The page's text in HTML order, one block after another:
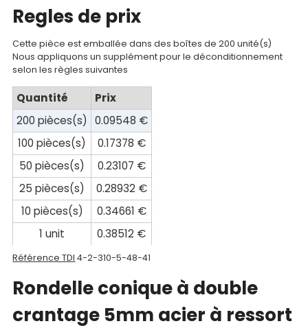
compte
Mon
panier
Contact
Regles de prix
Cette pièce est emballée dans des boîtes de 200 unité(s)
Nous appliquons un supplément pour le déconditionnement
selon les règles suivantes
Quantité
Prix
200 pièces(s)
0.09548 €
100 pièces(s)
0.17378 €
50 pièces(s)
0.23107 €
25 pièces(s)
0.28932 €
10 pièces(s)
0.34661 €
1 unit
0.38512 €
Référence TDI 4-2-310-5-48-41
Rondelle conique à double
crantage 5mm acier à ressort